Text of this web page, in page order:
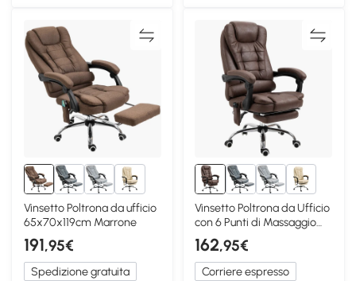
5+
Vinsetto Poltrona da ufficio
65x70x119cm Marrone
191,95€
Spedizione gratuita
5+
Vinsetto Poltrona da Ufficio
con 6 Punti di Massaggio
Marrone
162,95€
Corriere espresso